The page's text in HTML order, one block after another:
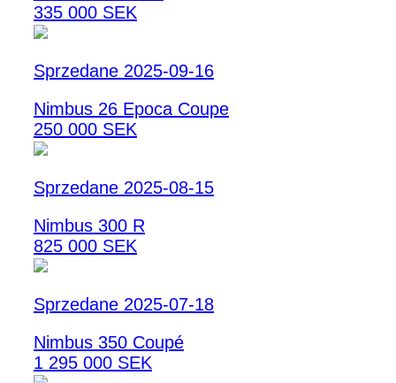
335 000 SEK
Sprzedane 2025-09-16
Nimbus 26 Epoca Coupe
250 000 SEK
Sprzedane 2025-08-15
Nimbus 300 R
825 000 SEK
Sprzedane 2025-07-18
Nimbus 350 Coupé
1 295 000 SEK